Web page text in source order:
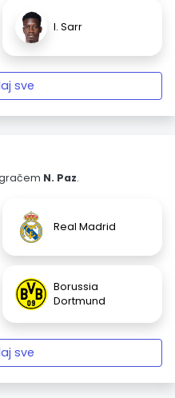
I. Sarr
sve
N. Paz.
Real Madrid
Borussia
Dortmund
sve